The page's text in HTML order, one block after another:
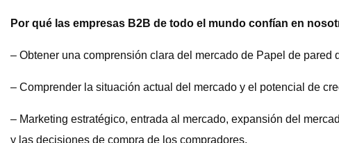
Por qué las empresas B2B de todo el mundo confían en
– Obtener una comprensión clara del mercado de Papel de
– Comprender la situación actual del mercado y el potencial de
– Marketing estratégico, entrada al mercado, expansión del
y las decisiones de compra de los compradores.